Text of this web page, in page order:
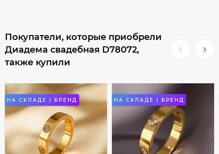
Покупатели, которые приобрели
Диадема свадебная D78072,
также купили
НА СКЛАДЕ | БРЕНД НА СКЛАДЕ | БРЕНД